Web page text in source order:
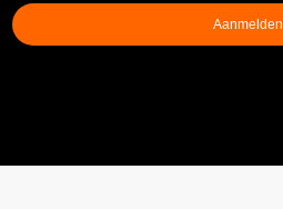
Aanmelden